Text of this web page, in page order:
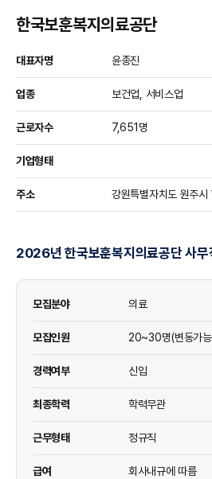
한국보훈복지의료공단
대표자명 윤종진
업종 보건업, 서비스업
근로자수 7,651명
기업형태
주소 강원특별자치도 원주
2026년 한국보훈복지의료공단 사무
모집분야 의료
모집인원 20~30명(변동가
경력여부 신입
최종학력 학력무관
근무형태 정규직
급여 회사내규에 따름